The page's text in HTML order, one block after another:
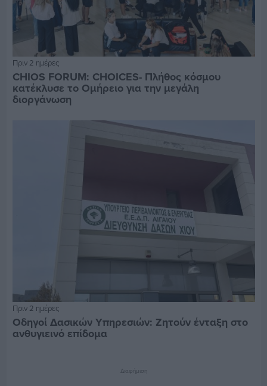
Πριν 2 ημέρες
CHIOS FORUM: CHOICES- Πλήθος κόσμου
κατέκλυσε το Ομήρειο για την μεγάλη
διοργάνωση
Πριν 2 ημέρες
Οδηγοί Δασικών Υπηρεσιών: Ζητούν ένταξη στο
ανθυγιεινό επίδομα
Διαφήμιση